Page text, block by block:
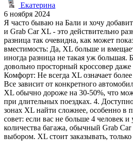
Екатерина
6 ноября 2024
Я часто бываю на Бали и хочу
и Grab Car XL - это действительно
разница так очевидна, как может
вместимость: Да, XL больше и
иногда разница не такая уж большая.
довольно просторный кроссовер
Комфорт: Не всегда XL означает
Все зависит от конкретного
XL обычно дороже на 30-50%, что
при длительных поездках. 4.
зонах XL найти сложнее, особенно в
совет: если вас не больше 4 человек и
количества багажа, обычный Grab
выбором. XL стоит заказывать,